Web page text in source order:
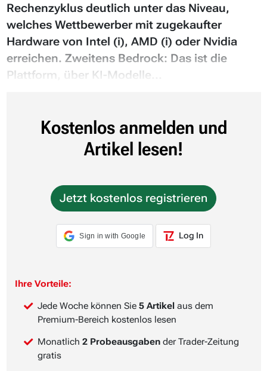
Rechenzyklus deutlich unter das Niveau,
welches Wettbewerber mit zugekaufter
Hardware von Intel (i), AMD (i) oder Nvidia
erreichen. Zweitens Bedrock: Das ist die
Plattform, über KI-Modelle...
Kostenlos anmelden und
Artikel lesen!
Jetzt kostenlos registrieren
Sign in with Google Log In
Ihre Vorteile:
Jede Woche können Sie 5 Artikel aus dem
Premium-Bereich kostenlos lesen
Monatlich 2 Probeausgaben der Trader-Zeitung
gratis